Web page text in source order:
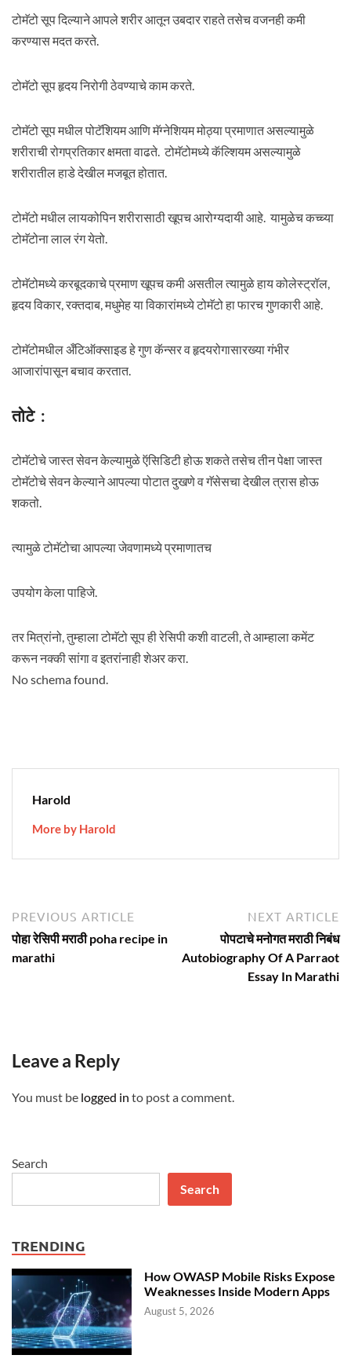
टोमॅटो सूप दिल्याने आपले शरीर आतून उबदार राहते तसेच वजनही कमी
करण्यास मदत करते.
टोमॅटो सूप हृदय निरोगी ठेवण्याचे काम करते.
टोमॅटो सूप मधील पोटॅशियम आणि मॅग्नेशियम मोठ्या प्रमाणात असल्यामुळे
शरीराची रोगप्रतिकार क्षमता वाढते. टोमॅटोमध्ये कॅल्शियम असल्यामुळे
शरीरातील हाडे देखील मजबूत होतात.
टोमॅटो मधील लायकोपिन शरीरासाठी खूपच आरोग्यदायी आहे. यामुळेच कच्च्या
टोमॅटोना लाल रंग येतो.
टोमॅटोमध्ये करबूदकाचे प्रमाण खूपच कमी असतील त्यामुळे हाय कोलेस्ट्रॉल,
हृदय विकार, रक्तदाब, मधुमेह या विकारांमध्ये टोमॅटो हा फारच गुणकारी आहे.
टोमॅटोमधील अँटिऑक्साइड हे गुण कॅन्सर व हृदयरोगासारख्या गंभीर
आजारांपासून बचाव करतात.
तोटे :
टोमॅटोचे जास्त सेवन केल्यामुळे ऍसिडिटी होऊ शकते तसेच तीन पेक्षा जास्त
टोमॅटोचे सेवन केल्याने आपल्या पोटात दुखणे व गॅसेसचा देखील त्रास होऊ
शकतो.
त्यामुळे टोमॅटोचा आपल्या जेवणामध्ये प्रमाणातच
उपयोग केला पाहिजे.
तर मित्रांनो, तुम्हाला टोमॅटो सूप ही रेसिपी कशी वाटली, ते आम्हाला कमेंट
करून नक्की सांगा व इतरांनाही शेअर करा.
No schema found.
Harold
More by Harold
Post
navigation
PREVIOUS ARTICLE
article:
पोहा रेसिपी मराठी poha recipe in
marathi
NEXT ARTICLE
पोपटाचे मनोगत मराठी निबंध
Autobiography Of A Parraot
Essay In Marathi
Leave a Reply
You must be logged in to post a comment.
Search
Search
TRENDING
How OWASP Mobile Risks Expose
Weaknesses Inside Modern Apps
August 5, 2026